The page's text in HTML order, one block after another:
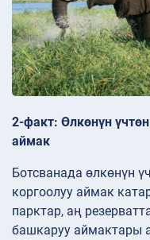
2-факт: Өлкөнүн
аймак
Ботсванада өлкөнүн
коргоолуу аймак
парктар, аң
башкаруу аймактары